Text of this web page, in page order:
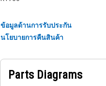
by layers of synthetic
and abrasion resistant
ข้อมูลด้านการรับประกัน
นโยบายการคืนสินค้า
Parts Diagrams